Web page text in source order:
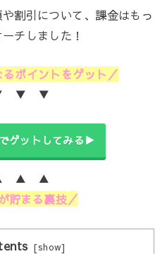
割引について、課金はもっ
チしました！
ポイントをゲット／
▼ ▼
ゲットしてみる▶
▲ ▲
貯まる裏技／
[show]